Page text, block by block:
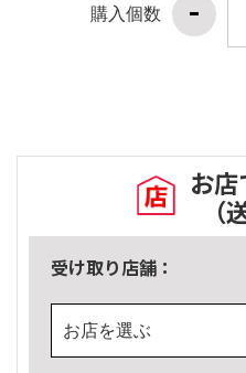
購入個数
お
（
受け取り店舗：
お店を選ぶ